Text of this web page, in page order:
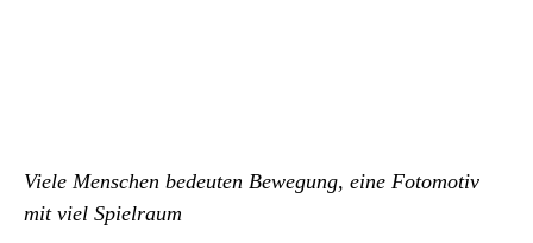
Viele Menschen bedeuten Bewegung, eine Fotomotiv
mit viel Spielraum